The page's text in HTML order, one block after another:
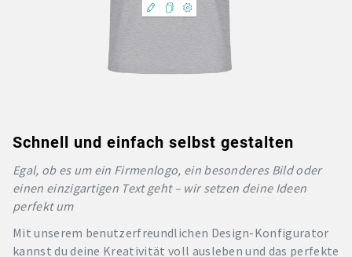
Schnell und einfach selbst gestalten
Egal, ob es um ein Firmenlogo, ein besonderes Bild oder
einen einzigartigen Text geht – wir setzen deine Ideen
perfekt um
Mit unserem benutzerfreundlichen Design-Konfigurator
kannst du deine Kreativität voll ausleben und das perfekte